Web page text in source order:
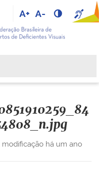
A+ A-
modificação há um ano